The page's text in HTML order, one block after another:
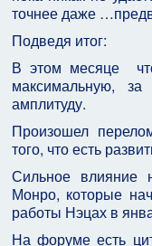
точнее даже
Подведя итог:
В этом месяце
максимальную,
амплитуду.
Произошел
того, что есть
Сильное влияние
Монро, которые
работы Нэцах в
На форуме есть